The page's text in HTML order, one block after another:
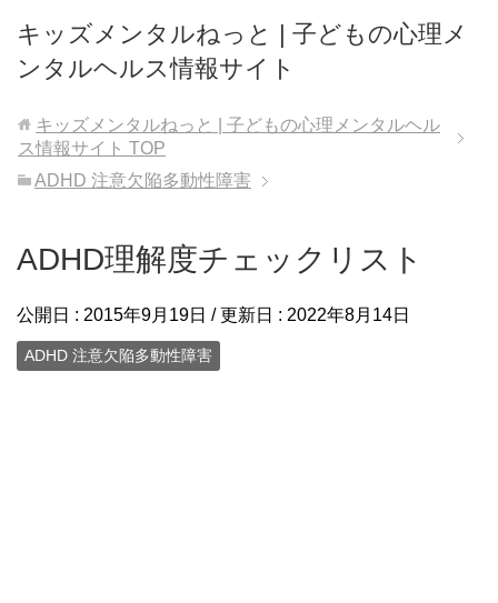
キッズメンタルねっと | 子どもの心理メ
ンタルヘルス情報サイト
キッズメンタルねっと | 子どもの心理メンタルヘル
ス情報サイト TOP
ADHD 注意欠陥多動性障害
ADHD理解度チェックリスト
公開日 : 2015年9月19日 / 更新日 : 2022年8月14日
ADHD 注意欠陥多動性障害